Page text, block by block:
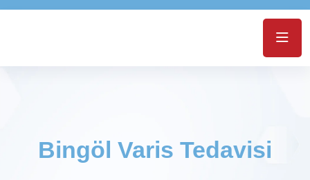
Bingöl Varis Tedavisi